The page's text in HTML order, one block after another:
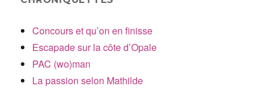
Concours et qu’on en finisse
Escapade sur la côte d’Opale
PAC (wo)man
La passion selon Mathilde